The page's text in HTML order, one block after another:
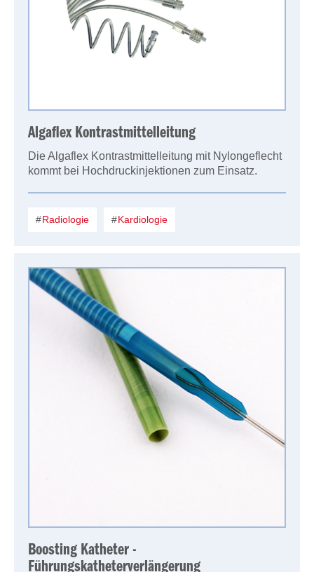
Algaflex Kontrastmittelleitung
Die Algaflex Kontrastmittelleitung mit Nylongeflecht
kommt bei Hochdruckinjektionen zum Einsatz.
Radiologie Kardiologie
Boosting Katheter -
Führungskatheterverlängerung